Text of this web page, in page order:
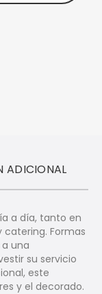
ADICIONAL
a día, tanto en
Formas
una
su servicio
este
y el decorado.